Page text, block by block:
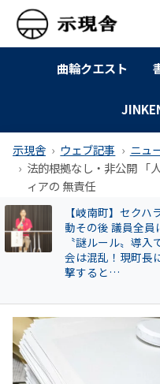
曲輪クエスト
示現舎 ウェブ記事 ニュ
法的根拠なし・非公開 「
ィアの 無責任
【和歌山自民】世
成氏が復党で 保守
の和歌山市長選に
響 ！世耕派・尾崎
県議が有力候補へ